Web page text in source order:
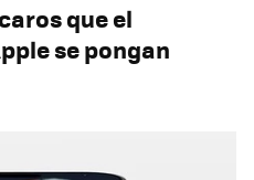
que el
se pongan